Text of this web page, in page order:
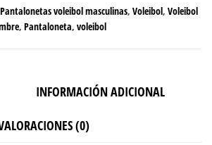
Pantalonetas voleibol masculinas, Voleibol, Voleibol
, Pantaloneta, voleibol
INFORMACIÓN ADICIONAL
(0)